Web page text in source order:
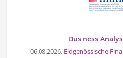
Business
06.08.2026, Eidgenössische